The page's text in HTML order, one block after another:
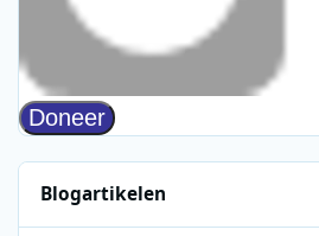
Blogartikelen